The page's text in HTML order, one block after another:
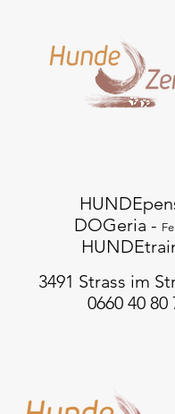
DOGeria -
3491 Strass im
0660 40 80